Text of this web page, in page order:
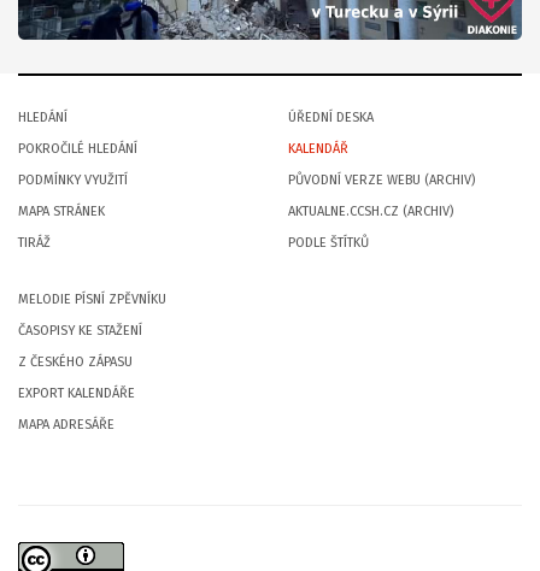
HLEDÁNÍ
POKROČILÉ HLEDÁNÍ
PODMÍNKY VYUŽITÍ
MAPA STRÁNEK
TIRÁŽ
ÚŘEDNÍ DESKA
KALENDÁŘ
PŮVODNÍ VERZE WEBU (ARCHIV)
AKTUALNE.CCSH.CZ (ARCHIV)
PODLE ŠTÍTKŮ
MELODIE PÍSNÍ ZPĚVNÍKU
ČASOPISY KE STAŽENÍ
Z ČESKÉHO ZÁPASU
EXPORT KALENDÁŘE
MAPA ADRESÁŘE